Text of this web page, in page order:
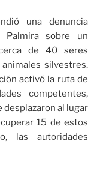
una denuncia
Palmira sobre un
de 40 seres
silvestres.
activó la ruta de
competentes,
al lugar
15 de estos
las autoridades